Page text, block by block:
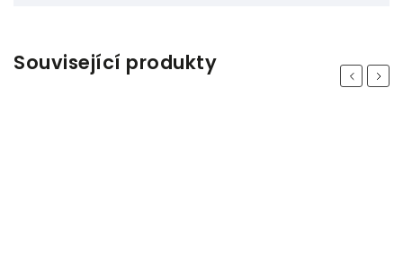
Související produkty Previous
Next